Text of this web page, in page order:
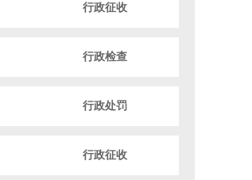
行政征收
行政检查
行政处罚
行政征收